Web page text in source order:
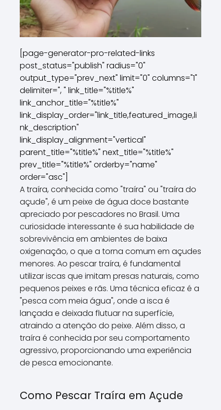
[page-generator-pro-related-links
post_status="publish" radius="0"
output_type="prev_next" limit="0" columns="1"
delimiter=", " link_title="%title%"
link_anchor_title="%title%"
link_display_order="link_title,featured_image,li
nk_description"
link_display_alignment="vertical"
parent_title="%title%" next_title="%title%"
prev_title="%title%" orderby="name"
order="asc"]
A traíra, conhecida como "traíra" ou "traíra do
açude", é um peixe de água doce bastante
apreciado por pescadores no Brasil. Uma
curiosidade interessante é sua habilidade de
sobrevivência em ambientes de baixa
oxigenação, o que a torna comum em açudes
menores. Ao pescar traíra, é fundamental
utilizar iscas que imitam presas naturais, como
pequenos peixes e rãs. Uma técnica eficaz é a
"pesca com meia água", onde a isca é
lançada e deixada flutuar na superfície,
atraindo a atenção do peixe. Além disso, a
traíra é conhecida por seu comportamento
agressivo, proporcionando uma experiência
de pesca emocionante.
Como Pescar Traíra em Açude